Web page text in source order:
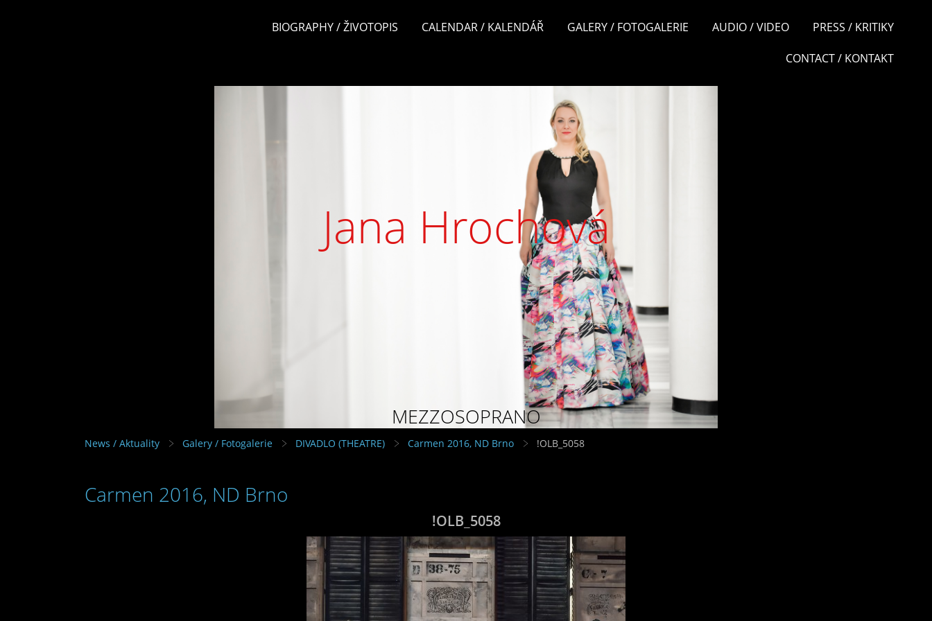
BIOGRAPHY / ŽIVOTOPIS CALENDAR / KALENDÁŘ GALERY / FOTOGALERIE AUDIO / VIDEO PRESS / KRITIKY
CONTACT / KONTAKT
Jana Hrochová
MEZZOSOPRANO
News / Aktuality Galery / Fotogalerie DIVADLO (THEATRE) Carmen 2016, ND Brno !OLB_5058
Carmen 2016, ND Brno
!OLB_5058